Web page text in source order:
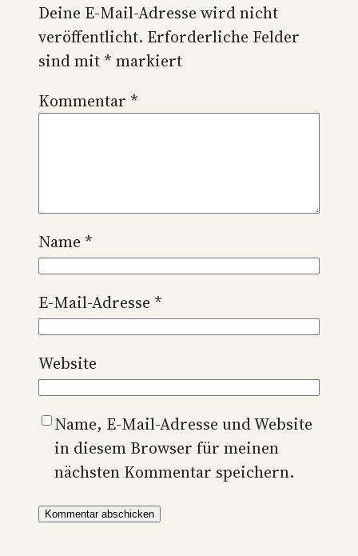
Deine E-Mail-Adresse wird nicht
veröffentlicht. Erforderliche Felder
sind mit * markiert
Kommentar *
Name *
E-Mail-Adresse *
Website
Name, E-Mail-Adresse und Website
in diesem Browser für meinen
nächsten Kommentar speichern.